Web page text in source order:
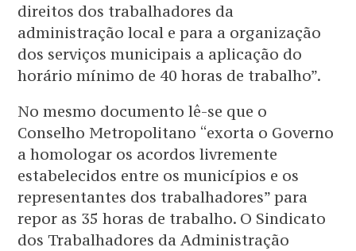
direitos dos trabalhadores da
administração local e para a organização
dos serviços municipais a aplicação do
horário mínimo de 40 horas de trabalho”.
No mesmo documento lê-se que o
Conselho Metropolitano “exorta o Governo
a homologar os acordos livremente
estabelecidos entre os municípios e os
representantes dos trabalhadores” para
repor as 35 horas de trabalho. O Sindicato
dos Trabalhadores da Administração